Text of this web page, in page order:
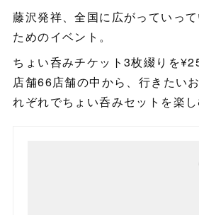
藤沢発祥、全国に広がっていっ
ためのイベント。
ちょい呑みチケット3枚綴りを
店舗66店舗の中から、行きたい
れぞれでちょい呑みセットを楽し